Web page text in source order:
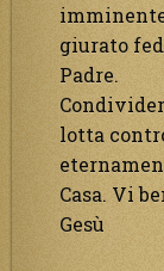
giurato
Padre.
lotta
Casa. Vi
Gesù